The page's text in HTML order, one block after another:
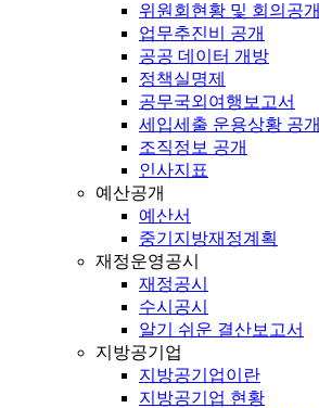
위원회현황 및 회의공개
업무추진비 공개
공공 데이터 개방
정책실명제
공무국외여행보고서
세입세출 운용상황 공개
조직정보 공개
인사지표
예산공개
예산서
중기지방재정계획
재정운영공시
재정공시
수시공시
알기 쉬운 결산보고서
지방공기업
지방공기업이란
지방공기업 현황